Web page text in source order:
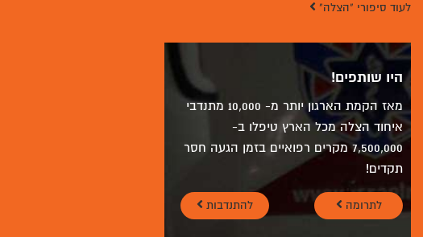
לעוד סיפורי "הצלה"
היו שותפים!
מאז הקמת הארגון יותר מ- 10,000 מתנדבי
איחוד הצלה מכל הארץ טיפלו ב-
7,500,000 מקרים רפואיים בזמן הגעה חסר
תקדים!
לתרומה להתנדבות